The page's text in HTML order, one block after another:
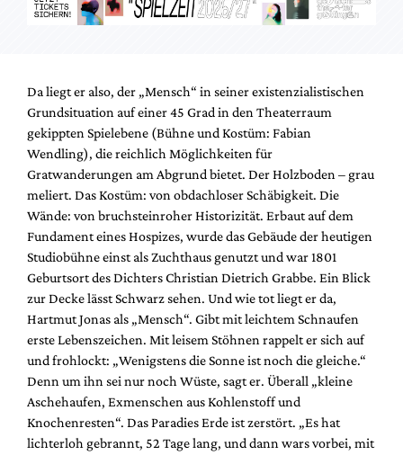
Da liegt er also, der „Mensch“ in seiner existenzialistischen
Grundsituation auf einer 45 Grad in den Theaterraum
gekippten Spielebene (Bühne und Kostüm: Fabian
Wendling), die reichlich Möglichkeiten für
Gratwanderungen am Abgrund bietet. Der Holzboden – grau
meliert. Das Kostüm: von obdachloser Schäbigkeit. Die
Wände: von bruchsteinroher Historizität. Erbaut auf dem
Fundament eines Hospizes, wurde das Gebäude der heutigen
Studiobühne einst als Zuchthaus genutzt und war 1801
Geburtsort des Dichters Christian Dietrich Grabbe. Ein Blick
zur Decke lässt Schwarz sehen. Und wie tot liegt er da,
Hartmut Jonas als „Mensch“. Gibt mit leichtem Schnaufen
erste Lebenszeichen. Mit leisem Stöhnen rappelt er sich auf
und frohlockt: „Wenigstens die Sonne ist noch die gleiche.“
Denn um ihn sei nur noch Wüste, sagt er. Überall „kleine
Aschehaufen, Exmenschen aus Kohlenstoff und
Knochenresten“. Das Paradies Erde ist zerstört. „Es hat
lichterloh gebrannt, 52 Tage lang, und dann wars vorbei, mit